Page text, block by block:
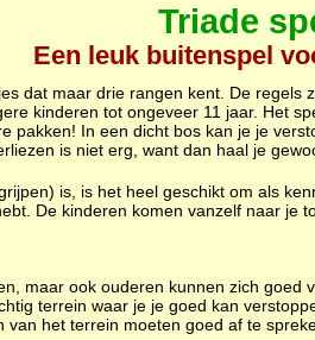
Triade
Een leuk buitenspel
dat maar drie rangen kent. De
kinderen tot ongeveer 11 jaar. Het
pakken! In een dicht bos kan je je
is niet erg, want dan haal je
is, is het heel geschikt om als
De kinderen komen vanzelf naar je
maar ook ouderen kunnen zich goed
terrein waar je je goed kan
het terrein moeten goed af te